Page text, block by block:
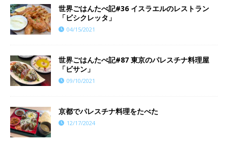
世界ごはんたべ記#36 イスラエルのレストラン
「ビシクレッタ」
04/15/2021
世界ごはんたべ記#87 東京のパレスチナ料理屋
「ビサン」
09/10/2021
京都でパレスチナ料理をたべた
12/17/2024